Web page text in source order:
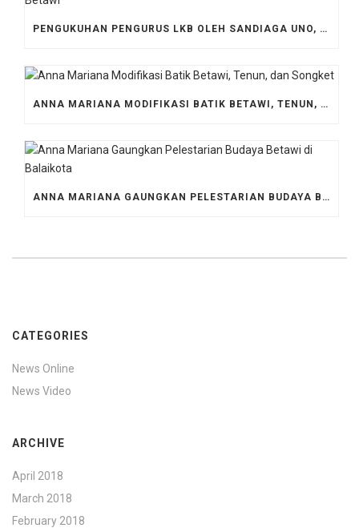
PENGUKUHAN PENGURUS LKB OLEH SANDIAGA UNO, ANNA MARIANA SEKALIGUS GELAR PERAGAAN BUSANA TENUN SONGKET BETAWI
ANNA MARIANA MODIFIKASI BATIK BETAWI, TENUN, DAN SONGKET
ANNA MARIANA GAUNGKAN PELESTARIAN BUDAYA BETAWI DI BALAIKOTA
CATEGORIES
News Online
News Video
ARCHIVE
April 2018
March 2018
February 2018